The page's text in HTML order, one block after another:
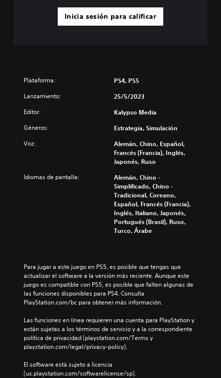
Inicia sesión para calificar
Plataforma: PS4, PS5
Lanzamiento: 25/5/2023
Editor: Kalypso Media
Géneros: Estrategia, Simulación
Voz:
Alemán, Chino, Español,
Francés (Francia), Inglés,
Japonés, Ruso
Idiomas de pantalla:
Alemán, Chino -
Simplificado, Chino -
Tradicional, Coreano,
Español, Francés (Francia),
Inglés, Italiano, Japonés,
Portugués (Brasil), Ruso,
Turco, Árabe
Para jugar a este juego en PS5, es posible que tengas que
actualizar el software a la versión más reciente. Aunque este
juego es compatible con PS5, es posible que falten algunas de
las funciones disponibles para PS4. Consulta
PlayStation.com/bc para obtener más información.
Las funciones en línea requieren una cuenta para PlayStation y
están sujetas a los términos de servicio y a la correspondiente
política de privacidad (playstation.com/Terms y
playstation.com/legal/privacy-policy).
El software está sujeto a licencia
(us.playstation.com/softwarelicense/sp).